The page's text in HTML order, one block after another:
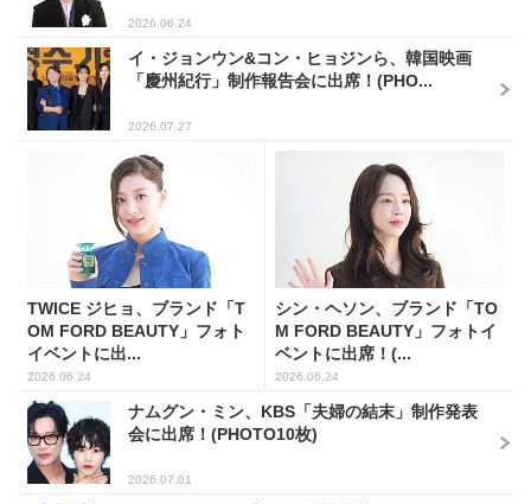
2026.06.24
イ・ジョンウン&コン・ヒョジンら、韓国映画
「慶州紀行」制作報告会に出席！(PHO...
2026.07.27
TWICE ジヒョ、ブランド「T
OM FORD BEAUTY」フォト
イベントに出...
2026.06.24
シン・ヘソン、ブランド「TO
M FORD BEAUTY」フォトイ
ベントに出席！(...
2026.06.24
ナムグン・ミン、KBS「夫婦の結末」制作発表
会に出席！(PHOTO10枚)
2026.07.01